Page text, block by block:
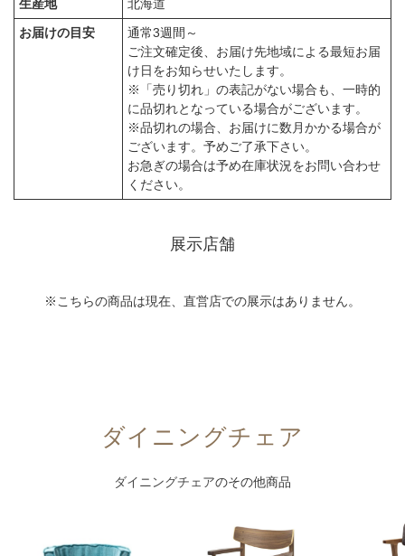
生産地
北海道
お届けの目安
通常3週間～
ご注文確定後、お届け先地域による最短お届
け日をお知らせいたします。
※「売り切れ」の表記がない場合も、一時的
に品切れとなっている場合がございます。
※品切れの場合、お届けに数月かかる場合が
ございます。予めご了承下さい。
お急ぎの場合は予め在庫状況をお問い合わせ
ください。
展示店舗
※こちらの商品は現在、直営店での展示はありません。
ダイニングチェア
ダイニングチェアのその他商品